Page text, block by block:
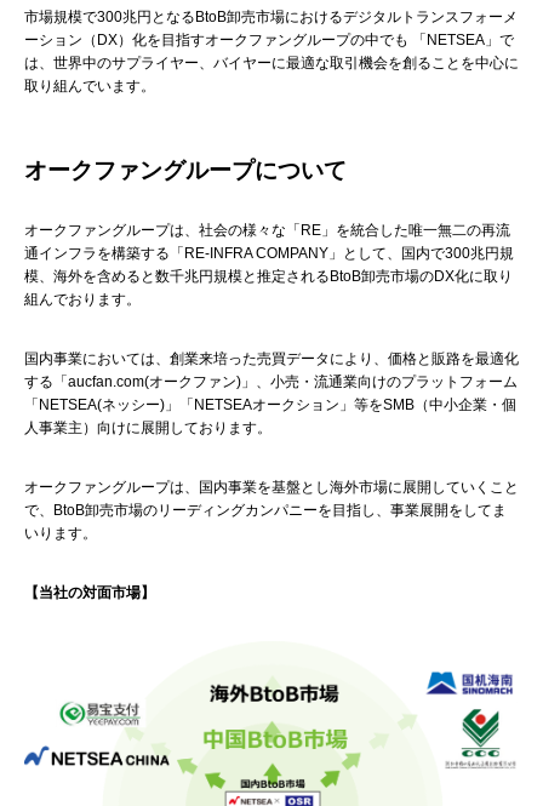
市場規模で300兆円となるBtoB卸売市場におけるデジタルトランスフォーメ
ーション（DX）化を目指すオークファングループの中でも 「NETSEA」で
は、世界中のサプライヤー、バイヤーに最適な取引機会を創ることを中心に
取り組んでいます。
オークファングループについて
オークファングループは、社会の様々な「RE」を統合した唯一無二の再流
通インフラを構築する「RE-INFRA COMPANY」として、国内で300兆円規
模、海外を含めると数千兆円規模と推定されるBtoB卸売市場のDX化に取り
組んでおります。
国内事業においては、創業来培った売買データにより、価格と販路を最適化
する「aucfan.com(オークファン)」、小売・流通業向けのプラットフォーム
「NETSEA(ネッシー)」「NETSEAオークション」等をSMB（中小企業・個
人事業主）向けに展開しております。
オークファングループは、国内事業を基盤とし海外市場に展開していくこと
で、BtoB卸売市場のリーディングカンパニーを目指し、事業展開をしてま
いります。
【当社の対面市場】